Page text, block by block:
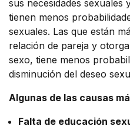
sus necesidades sexuales
tienen menos
sexuales. Las que están
relación de pareja y
sexo, tiene menos
disminución del deseo
Algunas de las causas
Falta de educación